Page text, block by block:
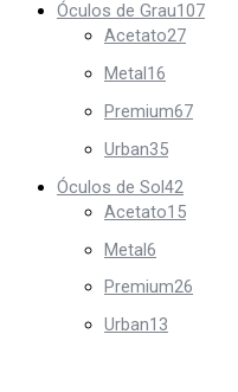
Óculos de Grau107
Acetato27
Metal16
Premium67
Urban35
Óculos de Sol42
Acetato15
Metal6
Premium26
Urban13